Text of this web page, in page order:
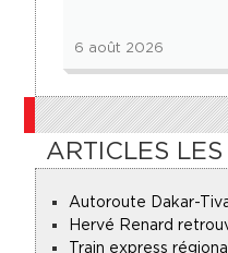
6 août 2026
ARTICLES
Autoroute Dakar-
Hervé Renard
Train express